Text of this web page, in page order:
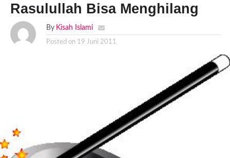
Rasulullah Bisa Menghilang
By Kisah Islami
Posted on 19 Juni 2011